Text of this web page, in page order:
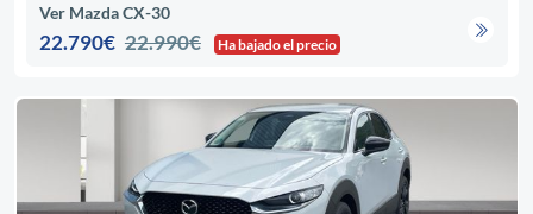
Ver Mazda CX-30
22.790€ 22.990€ Ha bajado el precio